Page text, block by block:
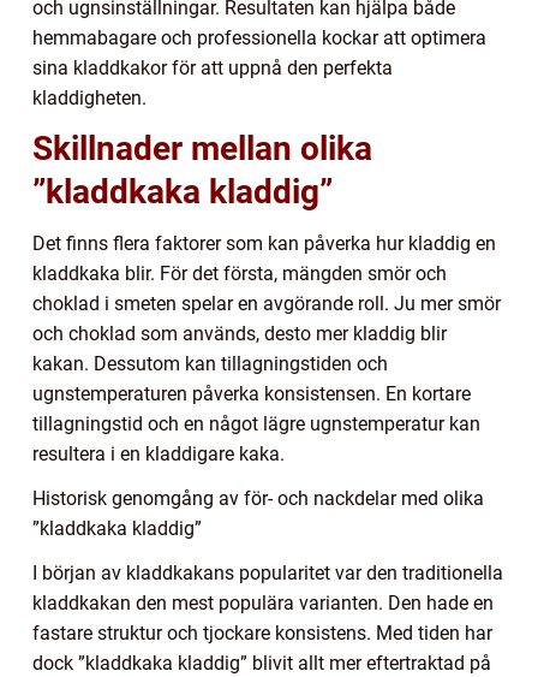
och ugnsinställningar. Resultaten kan hjälpa både
hemmabagare och professionella kockar att optimera
sina kladdkakor för att uppnå den perfekta
kladdigheten.
Skillnader mellan olika
”kladdkaka kladdig”
Det finns flera faktorer som kan påverka hur kladdig en
kladdkaka blir. För det första, mängden smör och
choklad i smeten spelar en avgörande roll. Ju mer smör
och choklad som används, desto mer kladdig blir
kakan. Dessutom kan tillagningstiden och
ugnstemperaturen påverka konsistensen. En kortare
tillagningstid och en något lägre ugnstemperatur kan
resultera i en kladdigare kaka.
Historisk genomgång av för- och nackdelar med olika
”kladdkaka kladdig”
I början av kladdkakans popularitet var den traditionella
kladdkakan den mest populära varianten. Den hade en
fastare struktur och tjockare konsistens. Med tiden har
dock ”kladdkaka kladdig” blivit allt mer eftertraktad på